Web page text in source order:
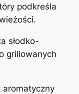
podkreśla
słodko-
grillowanych
aromatyczny